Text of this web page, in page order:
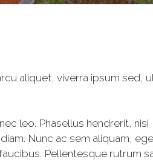
aliquet, viverra ipsum sed,
leo. Phasellus hendrerit, nisi
Nunc ac sem aliquam,
Pellentesque rutrum